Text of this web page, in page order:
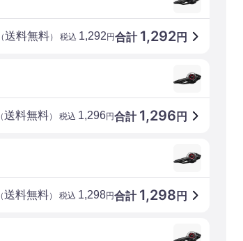
合計 1,292円
（送料無料） 税込 1,292円
合計 1,296 円
（送料無料） 税込 1,296円
合計 1,298 円
（送料無料） 税込 1,298円